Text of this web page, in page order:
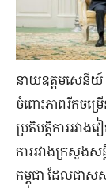
នាយឧត្តមសេនីយ៍
ចំពោះភាពរីកចម្
ប្រតិបត្តិការរវា
ការរវាងក្រសួង
កម្ពុជា ដែលជាស